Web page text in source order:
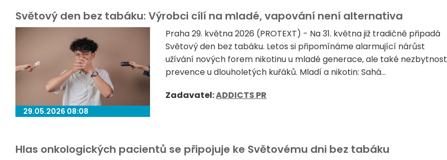
Světový den bez tabáku: Výrobci cílí na mladé, vapování není alternativa
29.05.2026 08:08
Praha 29. května 2026 (PROTEXT) - Na 31. května již tradičně připadá
Světový den bez tabáku. Letos si připomínáme alarmující nárůst
užívání nových forem nikotinu u mladé generace, ale také nezbytnost
prevence u dlouholetých kuřáků. Mladí a nikotin: Sahá...
Zadavatel:ADDICTS PR
Hlas onkologických pacientů se připojuje ke Světovému dni bez tabáku